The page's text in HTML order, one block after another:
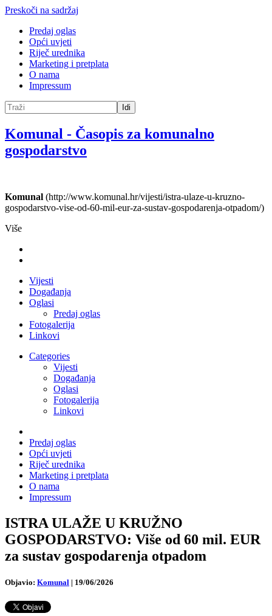
Preskoči na sadržaj
Predaj oglas
Opći uvjeti
Riječ urednika
Marketing i pretplata
O nama
Impressum
Idi
Komunal - Časopis za komunalno
gospodarstvo
Komunal (http://www.komunal.hr/vijesti/istra-ulaze-u-kruzno-
gospodarstvo-vise-od-60-mil-eur-za-sustav-gospodarenja-otpadom/)
Više
Vijesti
Događanja
Oglasi
Predaj oglas
Fotogalerija
Linkovi
Categories
Vijesti
Događanja
Oglasi
Fotogalerija
Linkovi
Predaj oglas
Opći uvjeti
Riječ urednika
Marketing i pretplata
O nama
Impressum
ISTRA ULAŽE U KRUŽNO
GOSPODARSTVO: Više od 60 mil. EUR
za sustav gospodarenja otpadom
Objavio: Komunal | 19/06/2026